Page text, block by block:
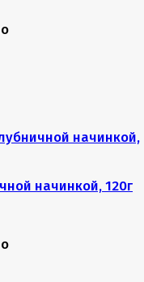
начинкой, 120г